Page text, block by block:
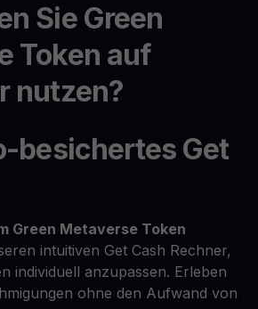
Sie Green
Token auf
nutzen?
besichertes Get
Green Metaverse Token
intuitiven Get Cash Rechner,
individuell anzupassen. Erleben
ohne den Aufwand von